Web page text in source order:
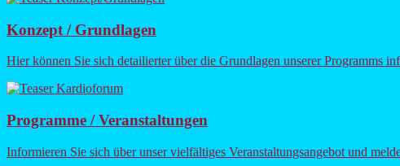
Konzept / Grundlagen
Hier können Sie sich detailierter über die Grundlagen unserer Programms
Programme / Veranstaltungen
Informieren Sie sich über unser vielfältiges Veranstaltungsangebot und